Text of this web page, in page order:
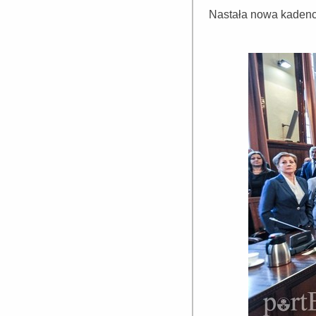
Nastała nowa